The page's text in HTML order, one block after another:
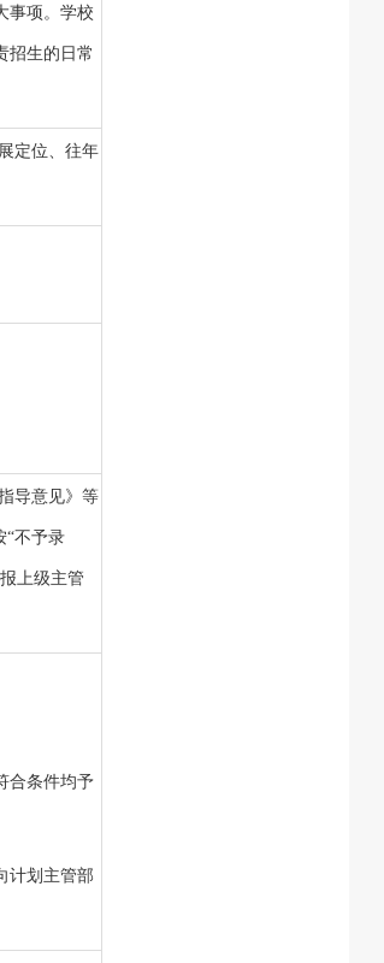
事项。学校
招生的日常
定位、往年
导意见》等
“不予录
上级主管
合条件均予
计划主管部